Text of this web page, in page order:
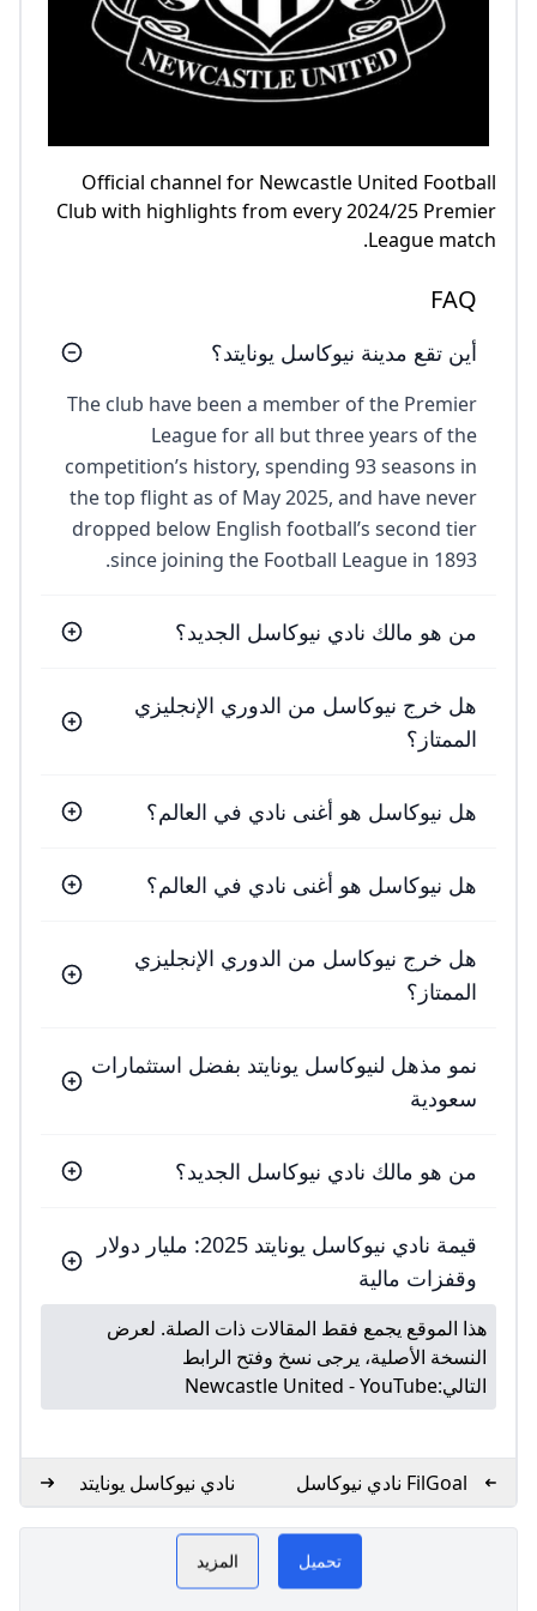
Official channel for Newcastle United Football
Club with highlights from every 2024/25 Premier
League match.
FAQ
أين تقع مدينة نيوكاسل يونايتد؟
The club have been a member of the Premier
League for all but three years of the
competition’s history, spending 93 seasons in
the top flight as of May 2025, and have never
dropped below English football’s second tier
since joining the Football League in 1893.
من هو مالك نادي نيوكاسل الجديد؟
هل خرج نيوكاسل من الدوري الإنجليزي
الممتاز؟
هل نيوكاسل هو أغنى نادي في العالم؟
هل نيوكاسل هو أغنى نادي في العالم؟
هل خرج نيوكاسل من الدوري الإنجليزي
الممتاز؟
نمو مذهل لنيوكاسل يونايتد بفضل استثمارات
سعودية
من هو مالك نادي نيوكاسل الجديد؟
قيمة نادي نيوكاسل يونايتد 2025: مليار دولار
وقفزات مالية
هذا الموقع يجمع فقط المقالات ذات الصلة. لعرض
النسخة الأصلية، يرجى نسخ وفتح الرابط
التالي:Newcastle United - YouTube
FilGoal نادي نيوكاسل
يونايتد - إنجلترا
نادي نيوكاسل يونايتد
الإنجليزي
نيوكاسل يونايتد GoGoGo PLAY
NOWتحميل المزيد